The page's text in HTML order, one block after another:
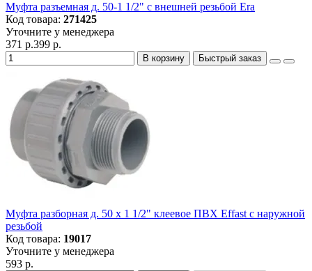
Муфта разъемная д. 50-1 1/2" с внешней резьбой Era
Код товара: 271425
Уточните у менеджера
371 р.399 р.
В корзину Быстрый заказ
Муфта разборная д. 50 х 1 1/2" клеевое ПВХ Effast с наружной
резьбой
Код товара: 19017
Уточните у менеджера
593 р.